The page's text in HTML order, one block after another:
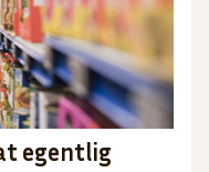
egentlig